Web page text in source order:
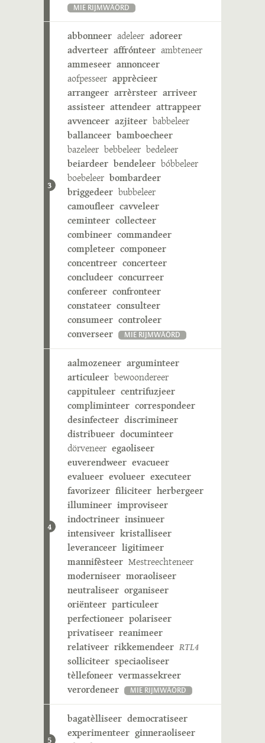
MIE RIJMWÄÖRD
3
abbonneer adeleer adoreer
adverteer affrónteer ambteneer
ammeseer annonceer
aofpesseer apprècieer
arrangeer arrèrsteer arriveer
assisteer attendeer attrappeer
avvenceer azjiteer babbeleer
ballanceer bamboecheer
bazeleer bebbeleer bedeleer
beiardeer bendeleer bóbbeleer
boebeleer bombardeer
briggedeer bubbeleer
camoufleer cavveleer
ceminteer collecteer
combineer commandeer
completeer componeer
concentreer concerteer
concludeer concurreer
confereer confronteer
constateer consulteer
consumeer controleer
converseer
MIE RIJMWÄÖRD
4
aalmozeneer arguminteer
articuleer bewoondereer
cappituleer centrifuzjeer
compliminteer correspondeer
desinfecteer discrimineer
distribueer documinteer
dörveneer egaoliseer
euverendweer evacueer
evalueer evolueer executeer
favorizeer filiciteer herbergeer
illumineer improviseer
indoctrineer insinueer
intensiveer kristalliseer
leveranceer ligitimeer
mannifèsteer Mestreechteneer
moderniseer moraoliseer
neutraliseer organiseer
oriënteer particuleer
perfectioneer polariseer
privatiseer reanimeer
relativeer rikkemendeer RTL4
solliciteer speciaoliseer
tèllefoneer vermassekreer
verordeneer
MIE RIJMWÄÖRD
5
bagatèlliseer democratiseer
experimenteer ginneraoliseer